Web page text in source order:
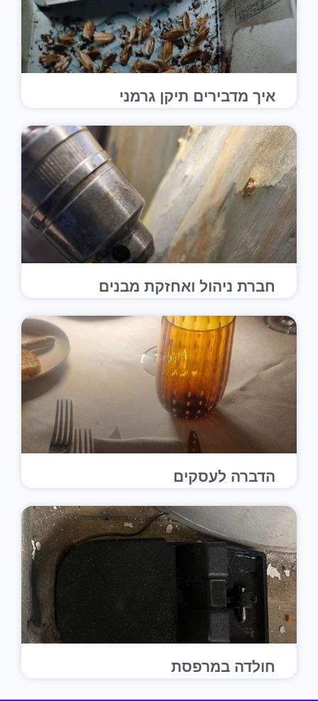
איך מדבירים תיקן גרמני
חברת ניהול ואחזקת מבנים
הדברה לעסקים
חולדה במרפסת